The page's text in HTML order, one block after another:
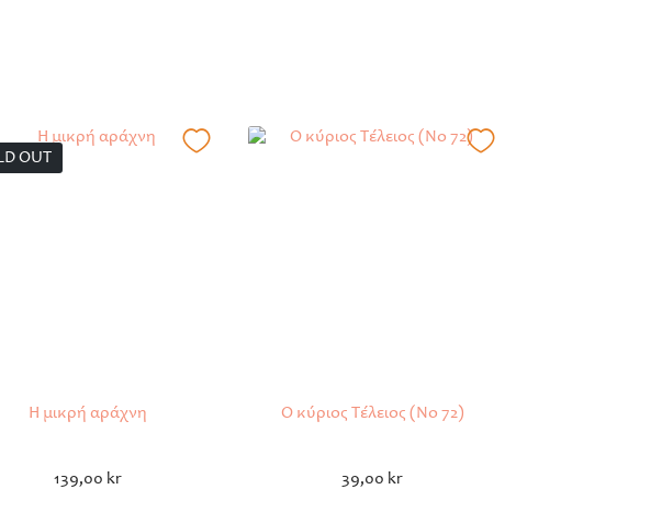
OUT
Η μικρή αράχνη
139,00 kr
Ο κύριος Τέλειος (Νο 72)
39,00 kr